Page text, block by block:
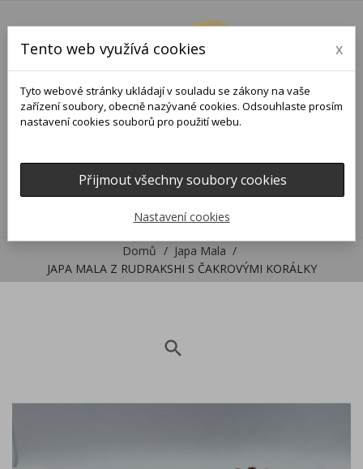
Domů
Japa Mala
JAPA MALA Z RUDRAKSHI S ČAKROVÝMI KORÁLKY
search
Tento web využívá cookies x
Tyto webové stránky ukládají v souladu se zákony na vaše
zařízení soubory, obecně nazývané cookies. Odsouhlaste prosím
nastavení cookies souborů pro použití webu.
Přijmout všechny soubory cookies
Nastavení cookies